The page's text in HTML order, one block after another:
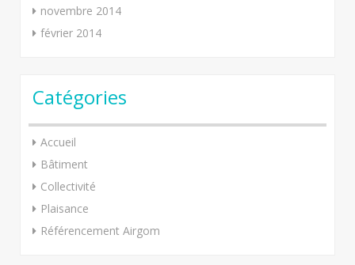
novembre 2014
février 2014
Catégories
Accueil
Bâtiment
Collectivité
Plaisance
Référencement Airgom